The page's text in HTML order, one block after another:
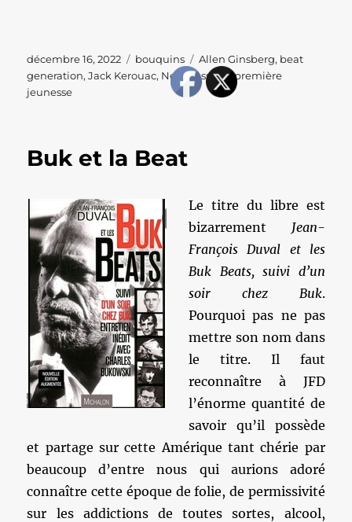
Publié
le
décembre 16, 2022 Catégories
bouquins Étiquettes
Allen Ginsberg, beat
generation,Jack Kerouac, Neal Cassady,première
jeunesse
Buk et la Beat
Le titre du libre est
bizarrement Jean-
François Duval et les
Buk Beats, suivi d’un
soir chez Buk.
Pourquoi pas ne pas
mettre son nom dans
le titre. Il faut
reconnaître à JFD
l’énorme quantité de
savoir qu’il possède
et partage sur cette Amérique tant chérie par
beaucoup d’entre nous qui aurions adoré
connaître cette époque de folie, de permissivité
sur les addictions de toutes sortes, alcool,